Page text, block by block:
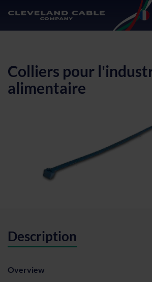
Colliers pour
alimentaire
Description
Overview